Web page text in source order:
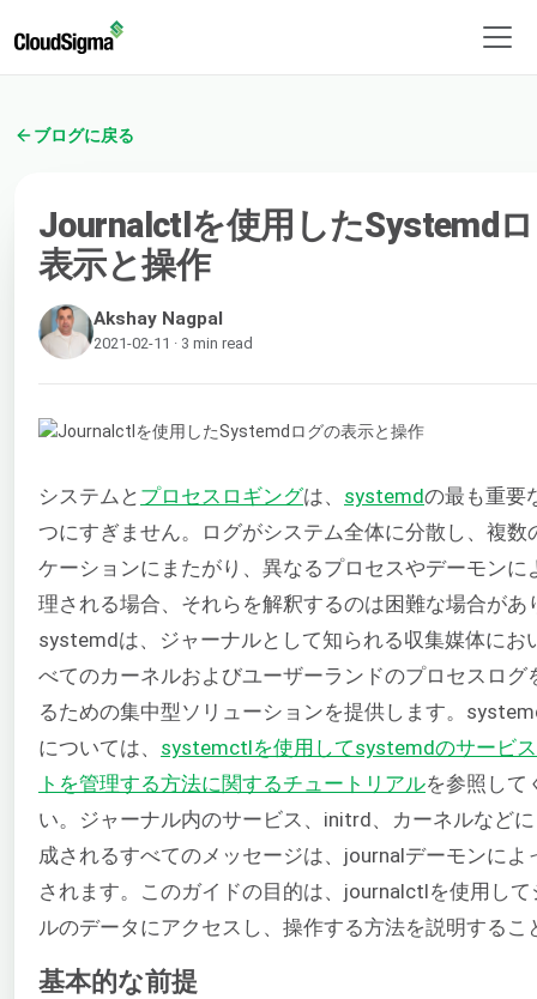
ブログに戻る
Journalctlを使用したSystemd
表示と操作
Akshay Nagpal
2021-02-11 · 3 min read
システムと プロセスロギングは、 systemdの最も重要
つにすぎません。ログがシステム全体に分散し、複数
ケーションにまたがり、異なるプロセスやデーモンに
理される場合、それらを解釈するのは困難な場合があ
systemdは、ジャーナルとして知られる収集媒体にお
べてのカーネルおよびユーザーランドのプロセスログ
るための集中型ソリューションを提供します。
については、 systemctlを使用してsystemdのサービ
トを管理する方法に関するチュートリアルを参照して
い。ジャーナル内のサービス、initrd、カーネルなど
成されるすべてのメッセージは、journalデーモンによ
されます。このガイドの目的は、journalctlを使用して
ルのデータにアクセスし、操作する方法を説明するこ
基本的な前提